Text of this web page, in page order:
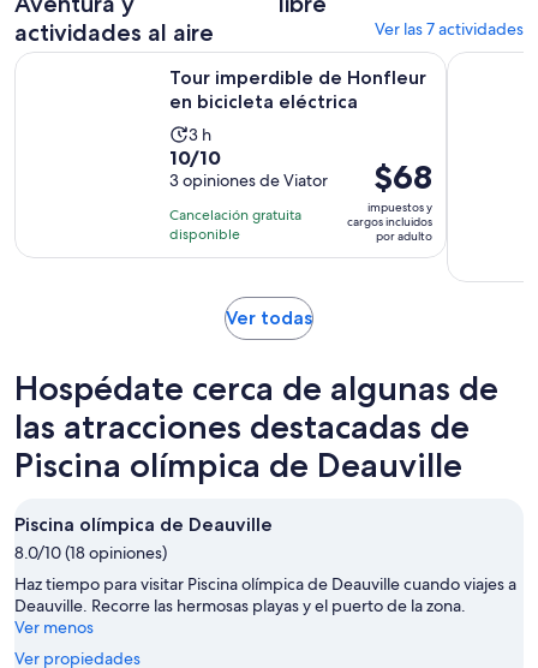
actividades al aire
Ver las 7 actividades
Tour imperdible de Honfleur
en bicicleta eléctrica
La
actividad
dura
3
horas
3 h
10.0
de
10
con
3
10/10
3 opiniones de Viator
Cancelación gratuita
disponible
El
precio
es
de
$68
impuestos y
cargos incluidos
por adulto
Tour imperdible de Honfleur en bicicleta eléctricaSe abrirá
Cabourg:
Ver todasSe
una
nueva
pestaña
Hospédate cerca de algunas de
las atracciones destacadas de
Piscina olímpica de Deauville
Piscina olímpica de Deauville
8.0/10 (18 opiniones)
Haz tiempo para visitar Piscina olímpica de Deauville cuando viajes a
Deauville. Recorre las hermosas playas y el puerto de la zona.
Ver menos
Ver propiedades